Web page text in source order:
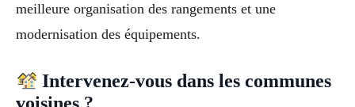
meilleure organisation des rangements et une
modernisation des équipements.
Intervenez-vous dans les communes